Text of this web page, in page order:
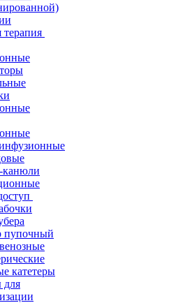
канюли
пупочный
катетеры
для